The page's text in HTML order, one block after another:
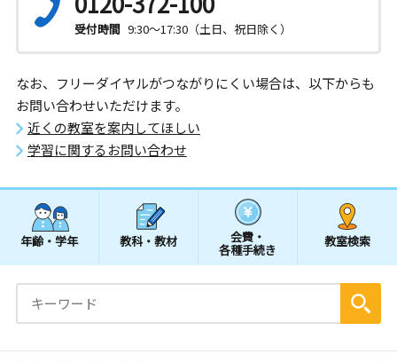
受付時間 9:30～17:30（土日、祝日除く）
なお、フリーダイヤルがつながりにくい場合は、以下からも
お問い合わせいただけます。
近くの教室を案内してほしい
学習に関するお問い合わせ
年齢・学年 教科・教材 会費・
各種手続き
教室検索